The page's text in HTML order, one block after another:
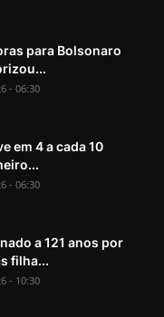
para Bolsonaro
- 06:30
em 4 a cada 10
- 06:30
a 121 anos por
filha...
- 10:30